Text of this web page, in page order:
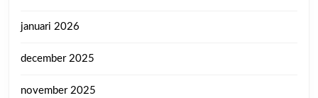
januari 2026
december 2025
november 2025